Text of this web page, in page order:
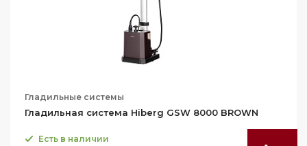
Гладильные системы
Гладильная система Hiberg GSW 8000 BROWN
Есть в наличии